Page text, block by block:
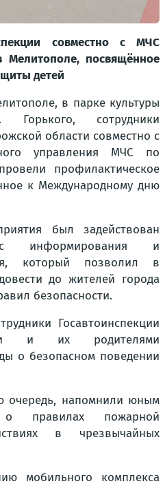
совместно с МЧС
Мелитополе, посвящённое
детей
в парке культуры
сотрудники
области совместно с
управления МЧС по
профилактическое
к Международному дню
был задействован
информирования и
который позволил в
до жителей города
безопасности.
Госавтоинспекции
и их родителями
о безопасном поведении
очередь, напомнили юным
о правилах пожарной
в чрезвычайных
мобильного комплекса